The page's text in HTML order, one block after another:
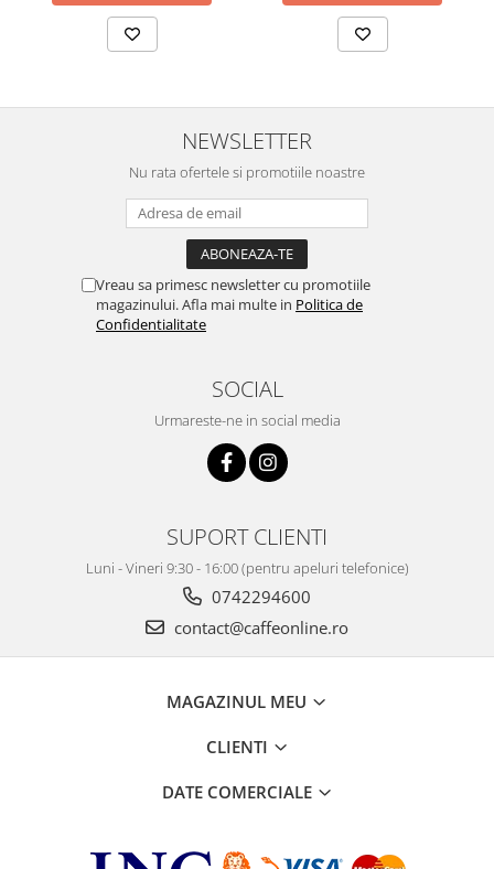
NEWSLETTER
Nu rata ofertele si promotiile noastre
Vreau sa primesc newsletter cu promotiile
magazinului. Afla mai multe in Politica de
Confidentialitate
SOCIAL
Urmareste-ne in social media
SUPORT CLIENTI
Luni - Vineri 9:30 - 16:00 (pentru apeluri telefonice)
0742294600
contact@caffeonline.ro
MAGAZINUL MEU
CLIENTI
DATE COMERCIALE